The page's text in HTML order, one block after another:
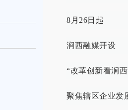
8月26日起
涧西融媒开设
“改革创新看涧
聚焦辖区企业发